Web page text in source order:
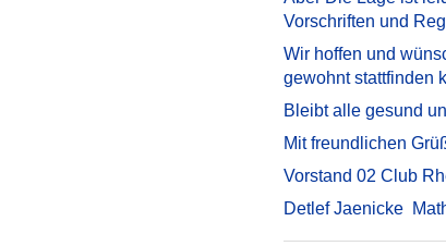
Vorschriften und
Wir hoffen und
gewohnt stattfinden
Bleibt alle gesund
Mit freundlichen
Vorstand 02 Club
Detlef Jaenicke